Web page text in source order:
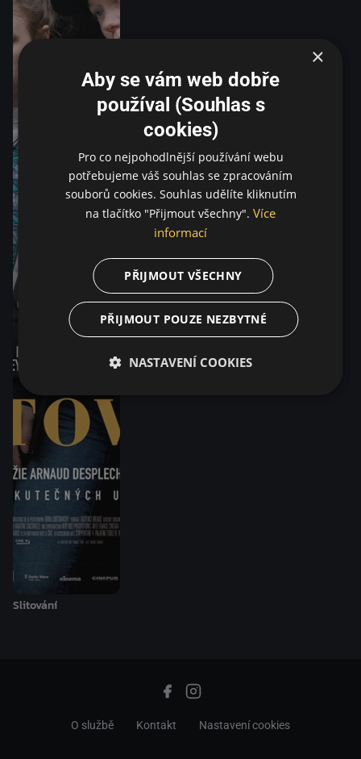
Slitování
O službě Kontakt Nastavení cookies
×
Aby se vám web dobře
používal (Souhlas s
cookies)
Pro co nejpohodlnější používání webu
potřebujeme váš souhlas se zpracováním
souborů cookies. Souhlas udělíte kliknutím
na tlačítko "Přijmout všechny". Více
informací
PŘIJMOUT VŠECHNY
PŘIJMOUT POUZE NEZBYTNÉ
NASTAVENÍ COOKIES